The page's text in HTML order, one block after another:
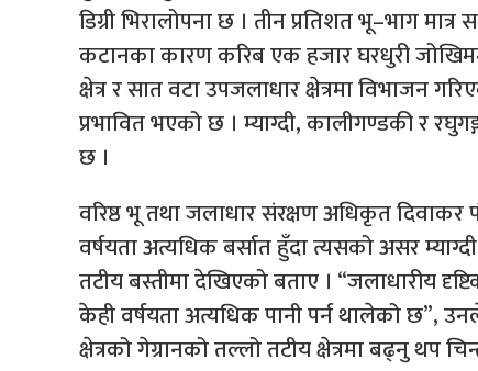
डिग्री भिरालोपना छ । तीन प्रतिशत भू–भाग
कटानका कारण करिब एक हजार घरधुरी
क्षेत्र र सात वटा उपजलाधार क्षेत्रमा विभाजन
प्रभावित भएको छ । म्याग्दी, कालीगण्डकी र
छ ।
वरिष्ठ भू तथा जलाधार संरक्षण अधिकृत दिवाकर
वर्षयता अत्यधिक बर्सात हुँदा त्यसको असर
तटीय बस्तीमा देखिएको बताए । “जलाधारीय
केही वर्षयता अत्यधिक पानी पर्न थालेको छ”,
क्षेत्रको गेग्रानको तल्लो तटीय क्षेत्रमा बढ्नु थप